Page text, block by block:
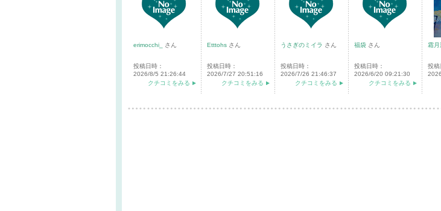
erimocchi_ さん
投稿日時：
2026/8/5 21:26:44
クチコミをみる
Etttohs さん
投稿日時：
2026/7/27 20:51:16
クチコミをみる
うさぎのミイラ さん
投稿日時：
2026/7/26 21:46:37
クチコミをみる
福袋 さん
投稿日時：
2026/6/20 09:21:30
クチコミをみる
霜月
投稿